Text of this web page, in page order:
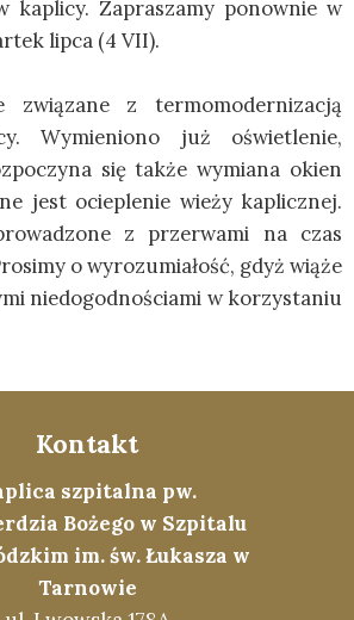
kaplicy. Zapraszamy ponownie w
lipca (4 VII).
związane z termomodernizacją
Wymieniono już oświetlenie,
się także wymiana okien
jest ocieplenie wieży kaplicznej.
z przerwami na czas
o wyrozumiałość, gdyż wiąże
niedogodnościami w korzystaniu
Kontakt
szpitalna pw.
Bożego w Szpitalu
im. św. Łukasza w
Tarnowie